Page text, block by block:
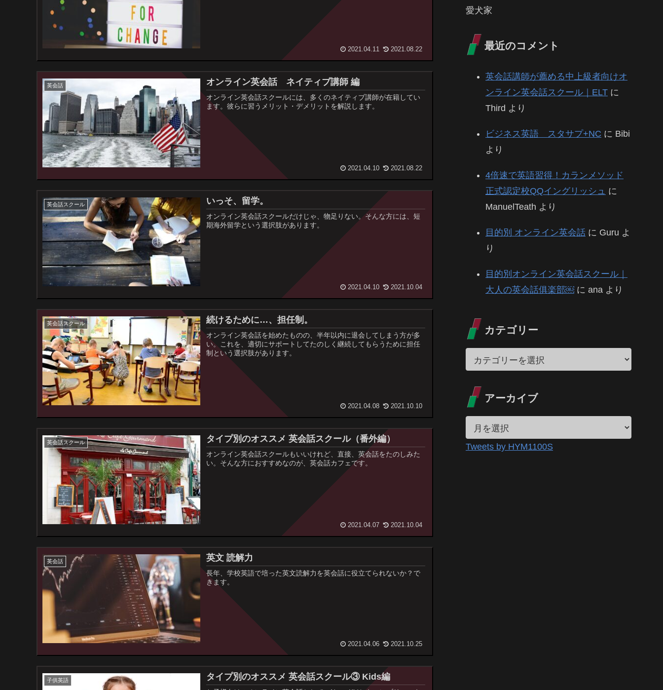
2021.04.11 2021.08.22
英会話 オンライン英会話 ネイティブ講師 編
オンライン英会話スクールには、多くのネイティブ講師が在籍してい
ます。彼らに習うメリット・デメリットを解説します。
2021.04.10 2021.08.22
英会話スクール いっそ、留学。
オンライン英会話スクールだけじゃ、物足りない。そんな方には、短
期海外留学という選択肢があります。
2021.04.10 2021.10.04
英会話スクール 続けるために…、担任制。
オンライン英会話を始めたものの、半年以内に退会してしまう方が多
い。これを、適切にサポートしてたのしく継続してもらうために担任
制という選択肢があります。
2021.04.08 2021.10.10
英会話スクール タイプ別のオススメ 英会話スクール（番外編）
オンライン英会話スクールもいいけれど、直接、英会話をたのしみた
い。そんな方におすすめなのが、英会話カフェです。
2021.04.07 2021.10.04
英会話 英文 読解力
長年、学校英語で培った英文読解力を英会話に役立てられないか？で
きます。
2021.04.06 2021.10.25
子供英語 タイプ別のオススメ 英会話スクール③ Kids編
愛犬家
最近のコメント
英会話講師が薦める中上級者向けオ
ンライン英会話スクール｜ELT に
Third より
ビジネス英語 スタサプ+NC に Bibi
より
4倍速で英語習得！カランメソッド
正式認定校QQイングリッシュ に
ManuelTeath より
目的別 オンライン英会話 に Guru よ
り
目的別オンライン英会話スクール｜
大人の英会話俱楽部￼ に ana より
カテゴリー
アーカイブ
Tweets by HYM1100S